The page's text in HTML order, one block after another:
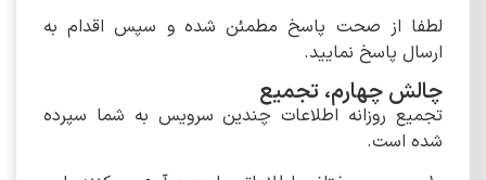
لطفا از صحت پاسخ مطمئن شده و سپس اقدام به
ارسال پاسخ نمایید.
چالش چهارم، تجمیع
تجمیع روزانه اطلاعات چندین سرویس به شما سپرده
شده است.